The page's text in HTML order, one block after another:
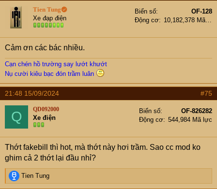
E bán ít đồ linh tinh, xin trích 1 phần nhỏ ủng hộ đồng bào
ạ.
Tien Tung
Xe đạp điện
Biển số
OF-128
Động cơ
Cảm ơn các bác nhiều.
Cạn chén hồ trường say lướt khướt
Nụ cười kiêu bạc đón trầm luân
21:48 15/09/2024 #75
Q QD092000
Xe điện
Biển số
OF-826282
Động cơ
544,984 Mã lực
Thớt fakebill thì hot, mà thớt này hơi trầm. Sao cc mod ko
ghim cả 2 thớt lại đầu nhỉ?
R
e
Tien Tung